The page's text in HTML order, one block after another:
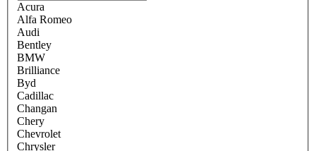
Acura
Alfa Romeo
Audi
Bentley
BMW
Brilliance
Byd
Cadillac
Changan
Chery
Chevrolet
Chrysler